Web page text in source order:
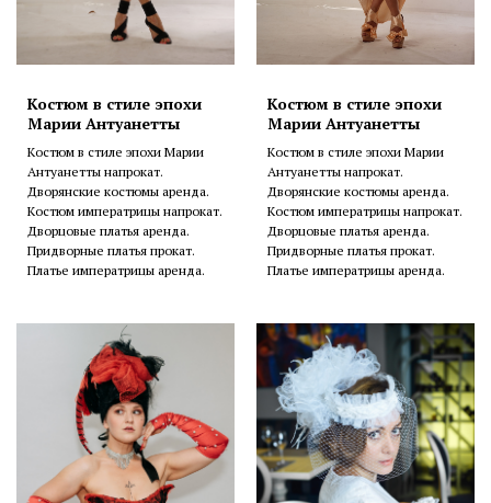
Костюм в стиле эпохи
Марии Антуанетты
Костюм в стиле эпохи Марии
Антуанетты напрокат.
Дворянские костюмы аренда.
Костюм императрицы напрокат.
Дворцовые платья аренда.
Придворные платья прокат.
Платье императрицы аренда.
Костюм в стиле эпохи
Марии Антуанетты
Костюм в стиле эпохи Марии
Антуанетты напрокат.
Дворянские костюмы аренда.
Костюм императрицы напрокат.
Дворцовые платья аренда.
Придворные платья прокат.
Платье императрицы аренда.